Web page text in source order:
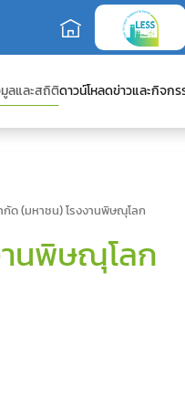
ลและสถิติดาวน์โหลดข่าวและกิจกร
ด (มหาชน) โรงงานพิษณุโลก
นพิษณุโลก